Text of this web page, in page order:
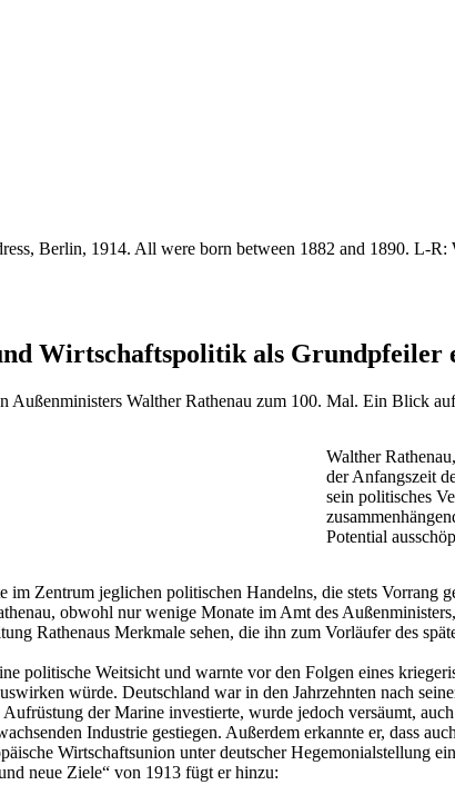
Berlin, 1914. All were born between 1882 and 1890. L-
Wirtschaftspolitik als
Außenministers Walther Rathenau zum 100. Mal. Ein Blick
Walther
der Anfangszeit
sein politisches
Potential
Zentrum jeglichen politischen Handelns, die stets Vorrang
obwohl nur wenige Monate im Amt des
Rathenaus Merkmale sehen, die ihn zum Vorläufer des
politische Weitsicht und warnte vor den Folgen eines
würde. Deutschland war in den Jahrzehnten nach
der Marine investierte, wurde jedoch versäumt,
Industrie gestiegen. Außerdem erkannte er, dass
Wirtschaftsunion unter deutscher Hegemonialstellung
neue Ziele“ von 1913 fügt er hinzu: